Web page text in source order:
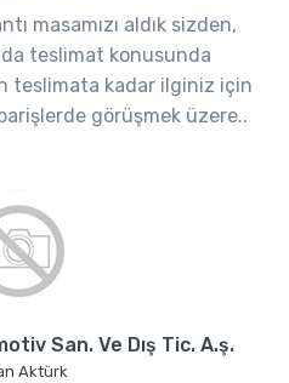
masamızı aldık sizden,
teslimat konusunda
teslimata kadar ilginiz için
görüşmek üzere..
San. Ve Dış Tic. A.ş.
Aktürk